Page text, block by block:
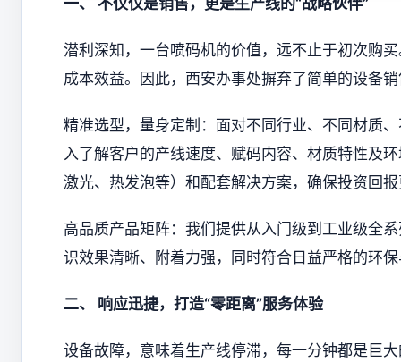
潜利深知，一台喷码机的价值，远不止于初次购
成本效益。因此，西安办事处摒弃了简单的设备
精准选型，量身定制：面对不同行业、不同材质
入了解客户的产线速度、赋码内容、材质特性及
激光、热发泡等）和配套解决方案，确保投资回
高品质产品矩阵：我们提供从入门级到工业级全
识效果清晰、附着力强，同时符合日益严格的环
二、 响应迅捷，打造“零距离”服务体验
设备故障，意味着生产线停滞，每一分钟都是巨